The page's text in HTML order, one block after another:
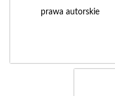
prawa autorskie